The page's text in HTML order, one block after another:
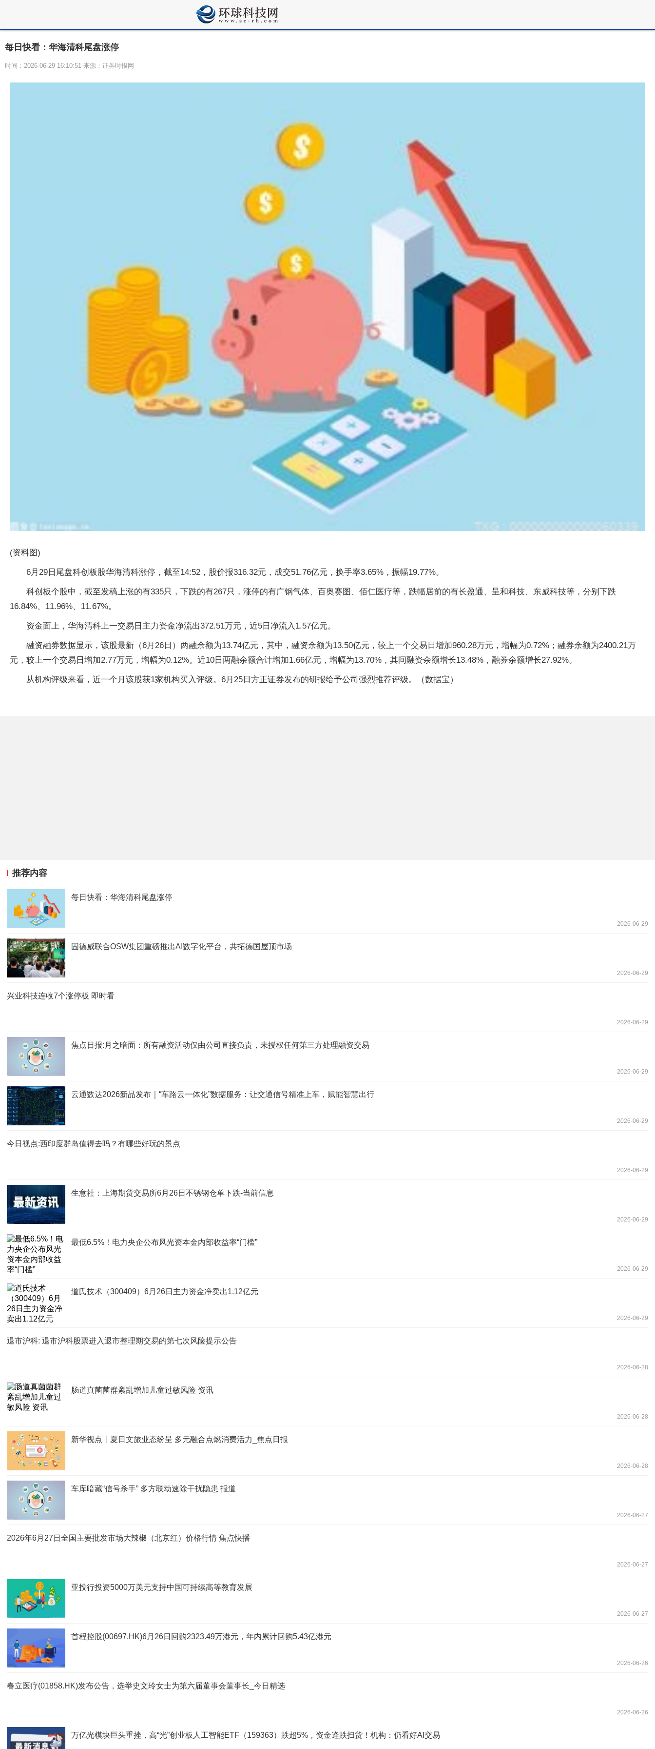
每日快看：华海清科尾盘涨停
时间：2026-06-29 16:10:51 来源：证券时报网
(资料图)
6月29日尾盘科创板股华海清科涨停，截至14:52，股价报316.32元，成交51.76亿元，换手率3.65%，振幅19.77%。
科创板个股中，截至发稿上涨的有335只，下跌的有267只，涨停的有广钢气体、百奥赛图、佰仁医疗等，跌幅居前的有长盈通、呈和科技、东威科技等，分别下跌
16.84%、11.96%、11.67%。
资金面上，华海清科上一交易日主力资金净流出372.51万元，近5日净流入1.57亿元。
融资融券数据显示，该股最新（6月26日）两融余额为13.74亿元，其中，融资余额为13.50亿元，较上一个交易日增加960.28万元，增幅为0.72%；融券余额为2400.21万
元，较上一个交易日增加2.77万元，增幅为0.12%。近10日两融余额合计增加1.66亿元，增幅为13.70%，其间融资余额增长13.48%，融券余额增长27.92%。
从机构评级来看，近一个月该股获1家机构买入评级。6月25日方正证券发布的研报给予公司强烈推荐评级。（数据宝）
推荐内容
每日快看：华海清科尾盘涨停
2026-06-29
固德威联合OSW集团重磅推出AI数字化平台，共拓德国屋顶市场
2026-06-29
兴业科技连收7个涨停板 即时看
2026-06-29
焦点日报:月之暗面：所有融资活动仅由公司直接负责，未授权任何第三方处理融资交易
2026-06-29
云通数达2026新品发布｜“车路云一体化”数据服务：让交通信号精准上车，赋能智慧出行
2026-06-29
今日视点:西印度群岛值得去吗？有哪些好玩的景点
2026-06-29
生意社：上海期货交易所6月26日不锈钢仓单下跌-当前信息
2026-06-29
最低6.5%！电力央企公布风光资本金内部收益率“门槛”
2026-06-29
道氏技术（300409）6月26日主力资金净卖出1.12亿元
2026-06-29
退市沪科: 退市沪科股票进入退市整理期交易的第七次风险提示公告
2026-06-28
肠道真菌菌群紊乱增加儿童过敏风险 资讯
2026-06-28
新华视点丨夏日文旅业态纷呈 多元融合点燃消费活力_焦点日报
2026-06-28
车库暗藏“信号杀手” 多方联动速除干扰隐患 报道
2026-06-27
2026年6月27日全国主要批发市场大辣椒（北京红）价格行情 焦点快播
2026-06-27
亚投行投资5000万美元支持中国可持续高等教育发展
2026-06-27
首程控股(00697.HK)6月26日回购2323.49万港元，年内累计回购5.43亿港元
2026-06-26
春立医疗(01858.HK)发布公告，选举史文玲女士为第六届董事会董事长_今日精选
2026-06-26
万亿光模块巨头重挫，高“光”创业板人工智能ETF（159363）跌超5%，资金逢跌扫货！机构：仍看好AI交易